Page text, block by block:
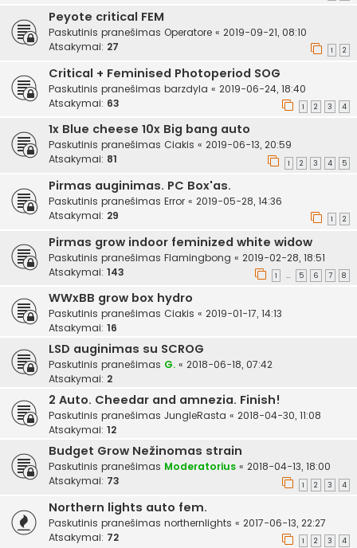
Peyote critical FEM
Paskutinis pranešimas Operatore « 2019-09-21, 08:10
Atsakymai: 27 1 2
Critical + Feminised Photoperiod SOG
Paskutinis pranešimas barzdyla « 2019-06-24, 18:40
Atsakymai: 63 1 2 3 4
1x Blue cheese 10x Big bang auto
Paskutinis pranešimas Ciakis « 2019-06-13, 20:59
Atsakymai: 81 1 2 3 4 5
Pirmas auginimas. PC Box'as.
Paskutinis pranešimas Error « 2019-05-28, 14:36
Atsakymai: 29 1 2
Pirmas grow indoor feminized white widow
Paskutinis pranešimas Flamingbong « 2019-02-28, 18:51
Atsakymai: 143 1 … 5 6 7 8
WWxBB grow box hydro
Paskutinis pranešimas Ciakis « 2019-01-17, 14:13
Atsakymai: 16
LSD auginimas su SCROG
Paskutinis pranešimas G. « 2018-06-18, 07:42
Atsakymai: 2
2 Auto. Cheedar and amnezia. Finish!
Paskutinis pranešimas JungleRasta « 2018-04-30, 11:08
Atsakymai: 12
Budget Grow Nežinomas strain
Paskutinis pranešimas Moderatorius « 2018-04-13, 18:00
Atsakymai: 73 1 2 3 4
Northern lights auto fem.
Paskutinis pranešimas northernlights « 2017-06-13, 22:27
Atsakymai: 72 1 2 3 4